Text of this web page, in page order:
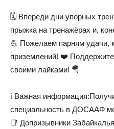
🗓️ Впереди дни упорных
прыжка на тренажёрах и,
💪 Пожелаем парням удачи,
приземлений! ❤️
своими лайками! 🪂
ℹ️ Важная
специальность в ДОСААФ
📑 Допризывники